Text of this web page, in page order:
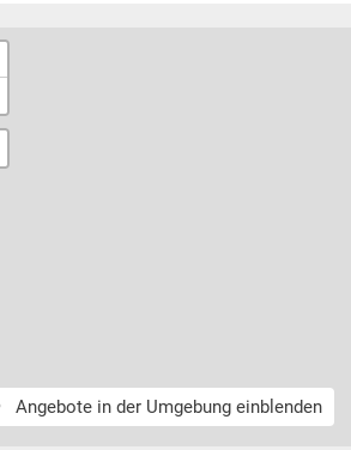
Angebote in der Umgebung einblenden